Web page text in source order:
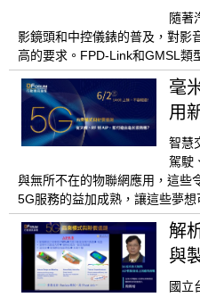
隨著
影鏡頭和中控儀錶的普及，對影
高的要求。FPD-Link和GMSL類
毫
用
智慧
駕駛
與無所不在的物聯網應用，這些
5G服務的益加成熟，讓這些夢想
解
與
國立